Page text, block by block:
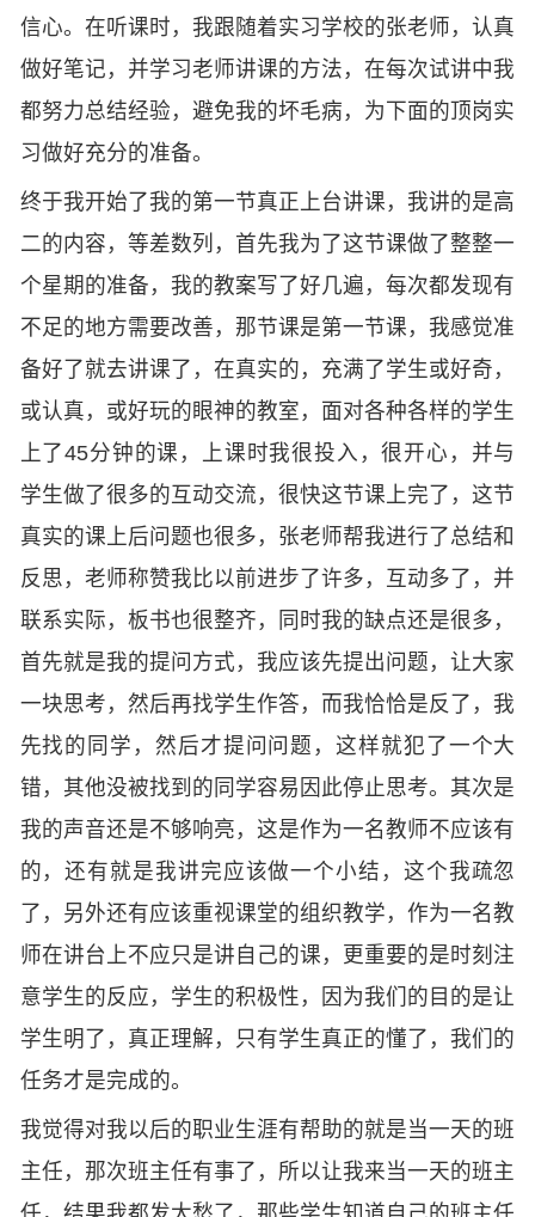
信心。在听课时，我跟随着实习学校的张老师，认真
做好笔记，并学习老师讲课的方法，在每次试讲中我
都努力总结经验，避免我的坏毛病，为下面的顶岗实
习做好充分的准备。
终于我开始了我的第一节真正上台讲课，我讲的是高
二的内容，等差数列，首先我为了这节课做了整整一
个星期的准备，我的教案写了好几遍，每次都发现有
不足的地方需要改善，那节课是第一节课，我感觉准
备好了就去讲课了，在真实的，充满了学生或好奇，
或认真，或好玩的眼神的教室，面对各种各样的学生
上了45分钟的课，上课时我很投入，很开心，并与
学生做了很多的互动交流，很快这节课上完了，这节
真实的课上后问题也很多，张老师帮我进行了总结和
反思，老师称赞我比以前进步了许多，互动多了，并
联系实际，板书也很整齐，同时我的缺点还是很多，
首先就是我的提问方式，我应该先提出问题，让大家
一块思考，然后再找学生作答，而我恰恰是反了，我
先找的同学，然后才提问问题，这样就犯了一个大
错，其他没被找到的同学容易因此停止思考。其次是
我的声音还是不够响亮，这是作为一名教师不应该有
的，还有就是我讲完应该做一个小结，这个我疏忽
了，另外还有应该重视课堂的组织教学，作为一名教
师在讲台上不应只是讲自己的课，更重要的是时刻注
意学生的反应，学生的积极性，因为我们的目的是让
学生明了，真正理解，只有学生真正的懂了，我们的
任务才是完成的。
我觉得对我以后的职业生涯有帮助的就是当一天的班
主任，那次班主任有事了，所以让我来当一天的班主